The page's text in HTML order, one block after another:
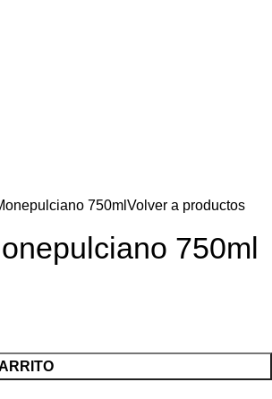
750ml Volver a productos
750ml